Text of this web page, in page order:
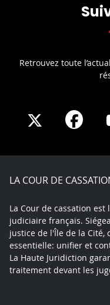
Retrouvez toute
Share
X
Share
LA COUR DE
La Cour de cassation
judiciaire français.
justice de l'Île de la
essentielle: unifier et
La Haute Juridiction
traitement devant les